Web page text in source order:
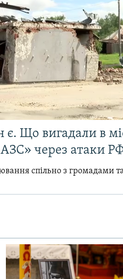
Що вигадали в
через атаки
спільно з громадами